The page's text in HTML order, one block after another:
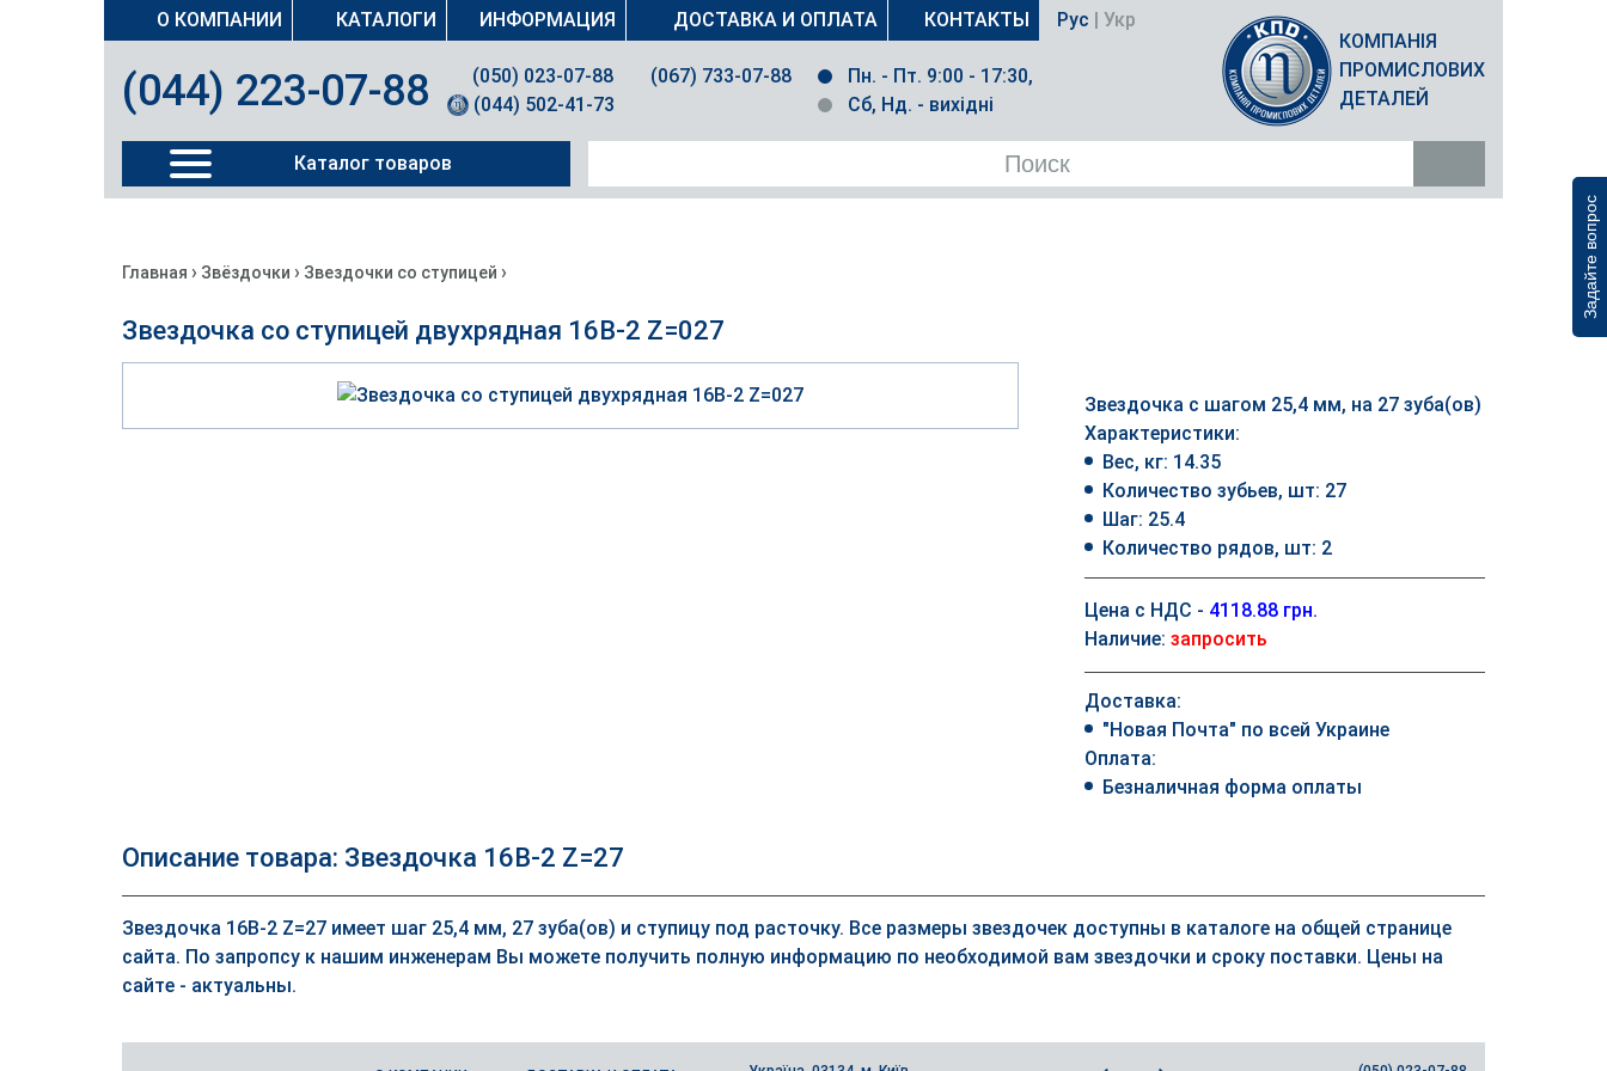
Задайте вопрос
О КОМПАНИИ КАТАЛОГИ ИНФОРМАЦИЯ ДОСТАВКА И ОПЛАТА КОНТАКТЫ Рус | Укр
(044) 223-07-88 (050) 023-07-88
(067) 733-07-88
(044) 502-41-73
Пн. - Пт. 9:00 - 17:30,
Сб, Нд. - вихідні
КОМПАНІЯ
ПРОМИСЛОВИХ
ДЕТАЛЕЙ
Каталог товаров
Главная › Звёздочки › Звездочки со ступицей ›
Звездочка со ступицей двухрядная 16B-2 Z=027
Звездочка с шагом 25,4 мм, на 27 зуба(ов)
Характеристики:
Вес, кг: 14.35
Количество зубьев, шт: 27
Шаг: 25.4
Количество рядов, шт: 2
Цена с НДС - 4118.88 грн.
Наличие: запросить
Доставка:
"Новая Почта" по всей Украине
Оплата:
Безналичная форма оплаты
Описание товара: Звездочка 16B-2 Z=27
Звездочка 16B-2 Z=27 имеет шаг 25,4 мм, 27 зуба(ов) и ступицу под расточку. Все размеры звездочек доступны в каталоге на общей странице
сайта. По запропсу к нашим инженерам Вы можете получить полную информацию по необходимой вам звездочки и сроку поставки. Цены на
сайте - актуальны.